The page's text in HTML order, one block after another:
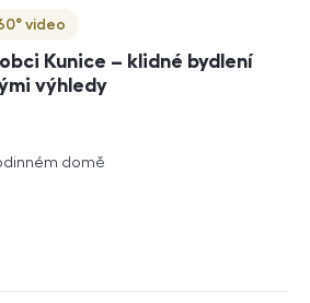
Kunice – klidné bydlení
výhledy
video
domě